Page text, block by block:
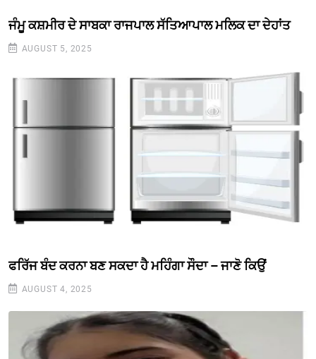
ਜੰਮੂ ਕਸ਼ਮੀਰ ਦੇ ਸਾਬਕਾ ਰਾਜਪਾਲ ਸੱਤਿਆਪਾਲ ਮਲਿਕ ਦਾ ਦੇਹਾਂਤ
AUGUST 5, 2025
ਫਰਿੱਜ ਬੰਦ ਕਰਨਾ ਬਣ ਸਕਦਾ ਹੈ ਮਹਿੰਗਾ ਸੌਦਾ – ਜਾਣੋ ਕਿਉਂ
AUGUST 4, 2025